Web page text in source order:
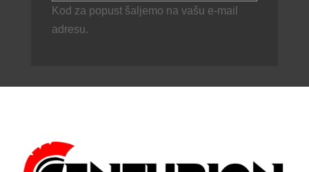
Kod za popust šaljemo na vašu e-mail
adresu.